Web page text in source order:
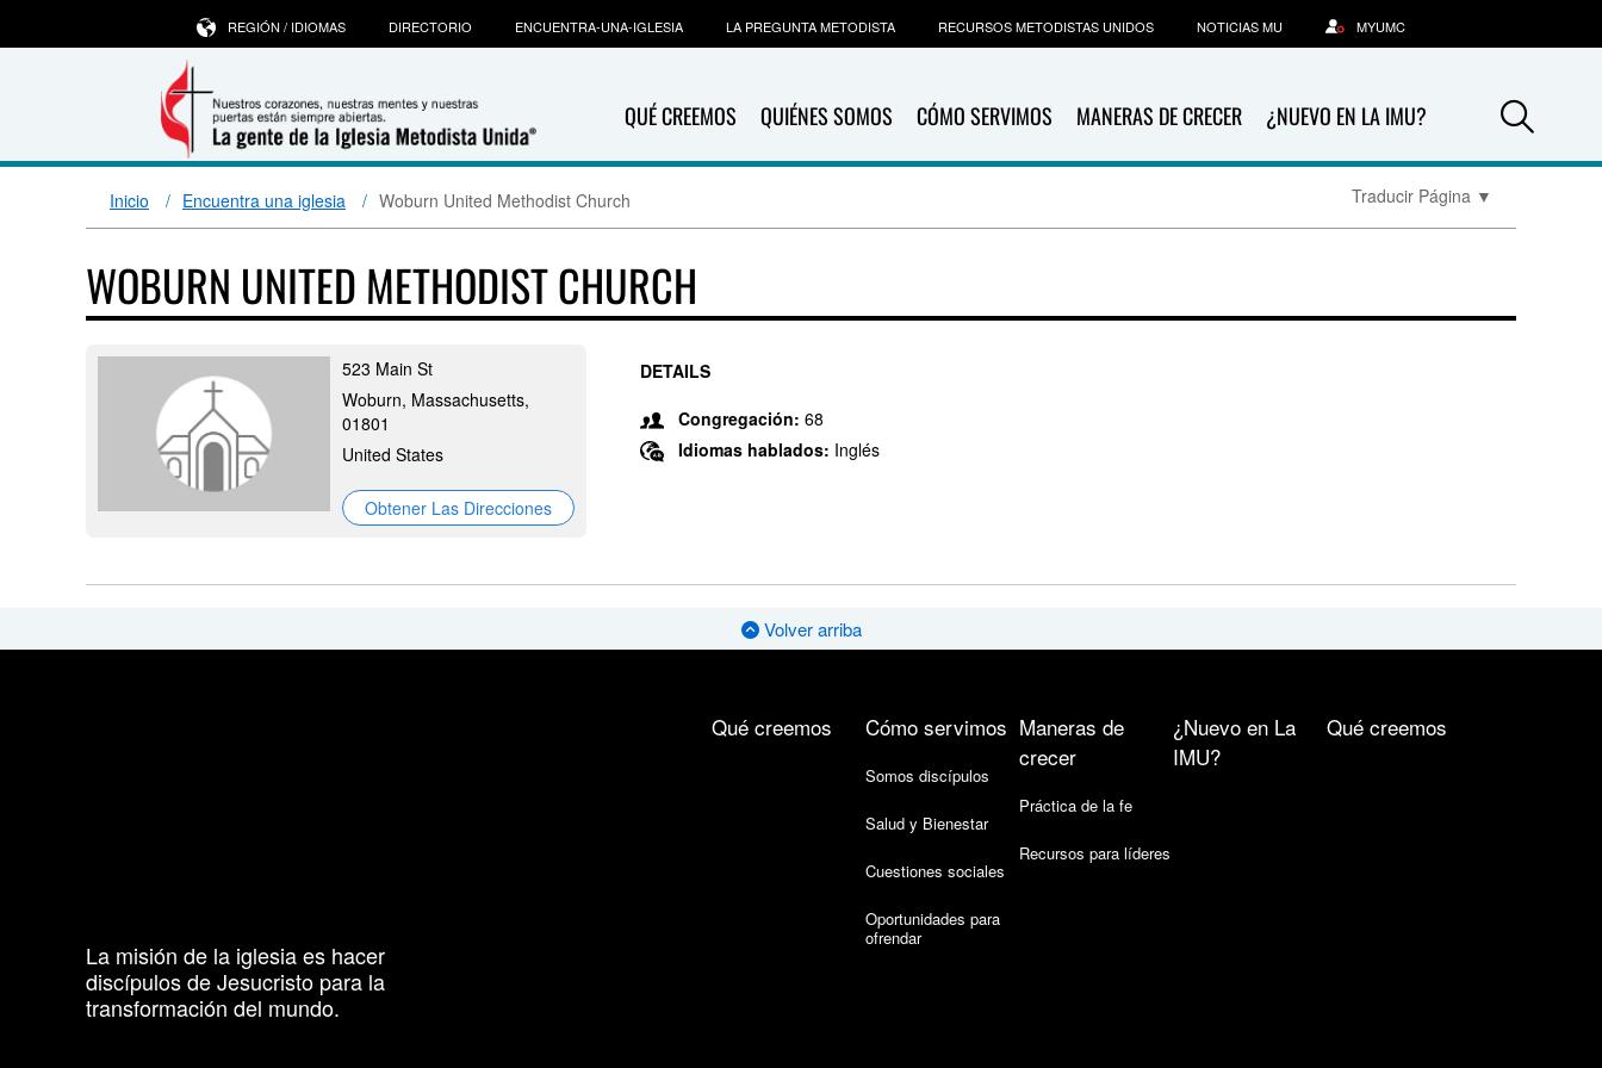
QUÉ CREEMOS QUIÉNES SOMOS CÓMO SERVIMOS MANERAS DE CRECER ¿NUEVO EN LA IMU?
REGIÓN / IDIOMAS DIRECTORIO ENCUENTRA-UNA-IGLESIA LA PREGUNTA METODISTA RECURSOS METODISTAS UNIDOS NOTICIAS MU MYUMC
Inicio Encuentra una iglesia Woburn United Methodist Church Traducir Página ▼
WOBURN UNITED METHODIST CHURCH
523 Main St
Woburn, Massachusetts,
01801
United States
Obtener Las Direcciones
DETAILS
Congregación: 68
Idiomas hablados: Inglés
Volver arriba
La misión de la iglesia es hacer
discípulos de Jesucristo para la
transformación del mundo.
Qué creemos Cómo servimos
Somos discípulos
Salud y Bienestar
Cuestiones sociales
Oportunidades para
ofrendar
Maneras de
crecer
Práctica de la fe
Recursos para líderes
¿Nuevo en La
IMU?
Qué creemos